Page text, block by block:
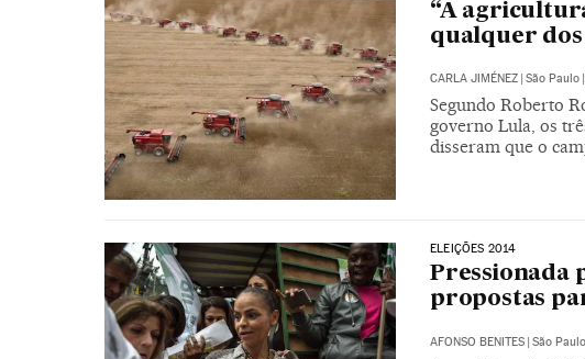
“A
qualquer
CARLA JIMÉNEZ São Paulo
Segundo Roberto
governo Lula, os
disseram que o
ELEIÇÕES 2014
Pressionada
propostas
AFONSO BENITES | São Paulo